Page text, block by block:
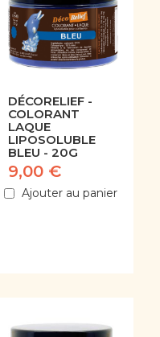
DÉCORELIEF -
COLORANT
LAQUE
LIPOSOLUBLE
BLEU - 20G
9,00 €
Ajouter au panier